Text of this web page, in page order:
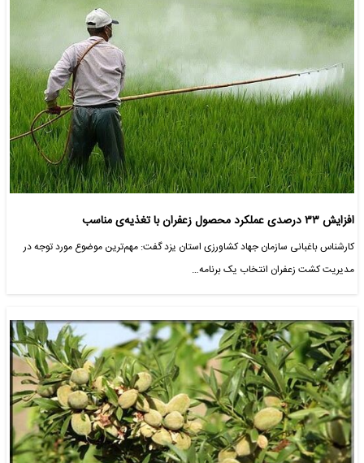
افزایش ۳۳ درصدی عملکرد محصول زعفران با تغذیه‌ی مناسب
کارشناس باغبانی سازمان جهاد کشاورزی استان یزد گفت: مهم‌ترین موضوع مورد توجه در
مدیریت کشت زعفران انتخاب یک برنامه…